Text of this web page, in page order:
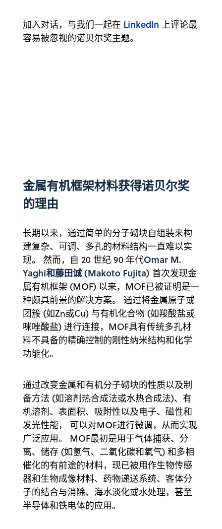
加入对话，与我们一起在 LinkedIn 上评论最
容易被忽视的诺贝尔奖主题。
金属有机框架材料获得诺贝尔奖
的理由
长期以来，通过简单的分子砌块自组装来构
建复杂、可调、多孔的材料结构一直难以实
现。 然而，自 20 世纪 90 年代Omar M.
Yaghi和藤田诚 (Makoto Fujita) 首次发现金
属有机框架 (MOF) 以来，MOF已被证明是一
种颇具前景的解决方案。 通过将金属原子或
团簇 (如Zn或Cu) 与有机化合物 (如羧酸盐或
咪唑酸盐) 进行连接，MOF具有传统多孔材
料不具备的精确控制的刚性纳米结构和化学
功能化。
通过改变金属和有机分子砌块的性质以及制
备方法 (如溶剂热合成法或水热合成法)、有
机溶剂、表面积、吸附性以及电子、磁性和
发光性能， 可以对MOF进行微调，从而实现
广泛应用。 MOF最初是用于气体捕获、分
离、储存 (如氢气、二氧化碳和氧气) 和多相
催化的有前途的材料，现已被用作生物传感
器和生物成像材料、药物递送系统、客体分
子的结合与消除、海水淡化或水处理，甚至
半导体和铁电体的应用。